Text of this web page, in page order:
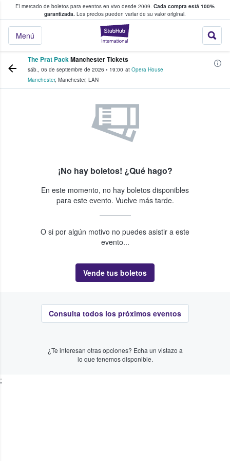
El mercado de boletos para eventos en vivo desde 2009. Cada compra está 100%
garantizada. Los precios pueden variar de su valor original.
StubHub: donde
Menú
fans compran y venden boletos
The Prat PackManchester Tickets
sáb., 05 de septiembre de 2026 • 19:00 at Opera House
Manchester, Manchester, LAN
¡No hay boletos! ¿Qué hago?
En este momento, no hay boletos disponibles
para este evento. Vuelve más tarde.
O si por algún motivo no puedes asistir a este
evento...
Vende tus boletos
Consulta todos los próximos eventos
¿Te interesan otras opciones? Echa un vistazo a
lo que tenemos disponible.
;